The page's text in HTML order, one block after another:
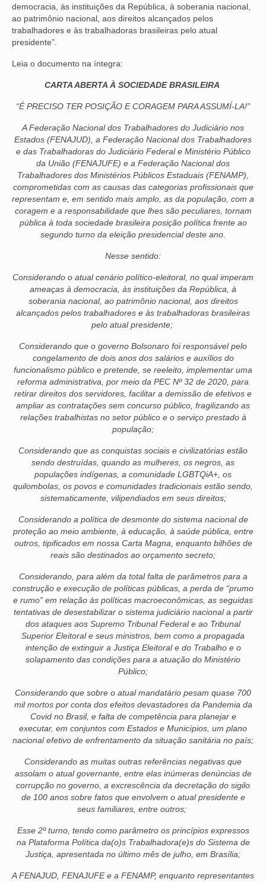
SÃO JOSÉ DO RIO PRETO
SOROCABA
BOLETIM
VÍDEOS
CONVÊNIOS
SINDICALIZE-SE
JURÍDICO
NÚCLEOS
APOSENTADOS
AGENTES DE POLÍCIA JUDICIAL
ANALISTAS JUDICIÁRIOS
ACESSIBILIDADE E INCLUSÃO
LGBTQIA+
MULHERES
OFICIAIS DE JUSTIÇA
SAÚDE
SOLIDARIEDADE
TÉCNICOS JUDICIÁRIOS
TECNOLOGIA DA INFORMAÇÃO
democracia, às instituições da República, à soberania nacional,
ao patrimônio nacional, aos direitos alcançados pelos
trabalhadores e às trabalhadoras brasileiras pelo atual
presidente”.
Leia o documento na íntegra:
CARTA ABERTA À SOCIEDADE BRASILEIRA
“É PRECISO TER POSIÇÃO E CORAGEM PARA ASSUMÍ-LA!”
A Federação Nacional dos Trabalhadores do Judiciário nos
Estados (FENAJUD), a Federação Nacional dos Trabalhadores
e das Trabalhadoras do Judiciário Federal e Ministério Público
da União (FENAJUFE) e a Federação Nacional dos
Trabalhadores dos Ministérios Públicos Estaduais (FENAMP),
comprometidas com as causas das categorias profissionais que
representam e, em sentido mais amplo, as da população, com a
coragem e a responsabilidade que lhes são peculiares, tornam
pública à toda sociedade brasileira posição política frente ao
segundo turno da eleição presidencial deste ano.
Nesse sentido:
Considerando o atual cenário político-eleitoral, no qual imperam
ameaças à democracia, às instituições da República, à
soberania nacional, ao patrimônio nacional, aos direitos
alcançados pelos trabalhadores e às trabalhadoras brasileiras
pelo atual presidente;
Considerando que o governo Bolsonaro foi responsável pelo
congelamento de dois anos dos salários e auxílios do
funcionalismo público e pretende, se reeleito, implementar uma
reforma administrativa, por meio da PEC Nº 32 de 2020, para
retirar direitos dos servidores, facilitar a demissão de efetivos e
ampliar as contratações sem concurso público, fragilizando as
relações trabalhistas no setor público e o serviço prestado à
população;
Considerando que as conquistas sociais e civilizatórias estão
sendo destruídas, quando as mulheres, os negros, as
populações indígenas, a comunidade LGBTQiA+, os
quilombolas, os povos e comunidades tradicionais estão sendo,
sistematicamente, vilipendiados em seus direitos;
Considerando a política de desmonte do sistema nacional de
proteção ao meio ambiente, à educação, à saúde pública, entre
outros, tipificados em nossa Carta Magna, enquanto bilhões de
reais são destinados ao orçamento secreto;
Considerando, para além da total falta de parâmetros para a
construção e execução de políticas públicas, a perda de “prumo
e rumo” em relação às políticas macroeconômicas, as seguidas
tentativas de desestabilizar o sistema judiciário nacional a partir
dos ataques aos Supremo Tribunal Federal e ao Tribunal
Superior Eleitoral e seus ministros, bem como a propagada
intenção de extinguir a Justiça Eleitoral e do Trabalho e o
solapamento das condições para a atuação do Ministério
Público;
Considerando que sobre o atual mandatário pesam quase 700
mil mortos por conta dos efeitos devastadores da Pandemia da
Covid no Brasil, e falta de competência para planejar e
executar, em conjuntos com Estados e Municípios, um plano
nacional efetivo de enfrentamento da situação sanitária no país;
Considerando as muitas outras referências negativas que
assolam o atual governante, entre elas inúmeras denúncias de
corrupção no governo, a excrescência da decretação do sigilo
de 100 anos sobre fatos que envolvem o atual presidente e
seus familiares, entre outros;
Esse 2º turno, tendo como parâmetro os princípios expressos
na Plataforma Política da(o)s Trabalhadora(e)s do Sistema de
Justiça, apresentada no último mês de julho, em Brasília;
A FENAJUD, FENAJUFE e a FENAMP, enquanto representantes